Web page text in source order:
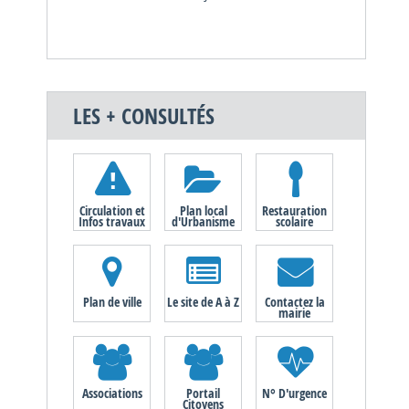
LES + CONSULTÉS
Circulation et
Infos travaux
Plan local
d'Urbanisme
Restauration
scolaire
Plan de ville Le site de A à Z Contactez la
mairie
Associations Portail
Citoyens
N° D'urgence